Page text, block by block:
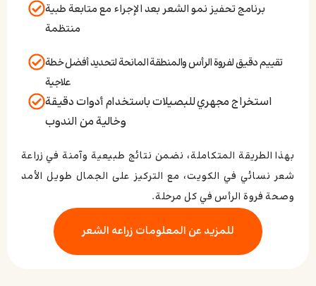
برنامج تحفيز نمو الشعر بعد الإجراء مع متابعة طبية
منتظمة
تقييم دقيق لفروة الرأس والمنطقة المانحة لتحديد أفضل خطة
علاجية
استخراج مجهري للبصيلات باستخدام أدوات دقيقة
وخالية من الندوب
بهذا الطريقة المتكاملة، نضمن نتائج طبيعية وآمنة في زراعة
شعر نسائي في الكويت، مع التركيز على الجمال طويل الأمد
وصحة فروة الرأس في كل مرحلة.
للمزید عن المعلومات زراعه الشعر